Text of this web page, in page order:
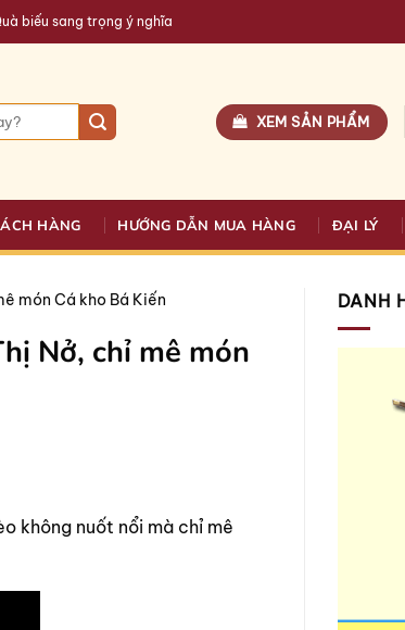
biếu sang trọng ý nghĩa
XEM SẢN PHẨM
HÀNG HƯỚNG DẪN MUA HÀNG ĐẠI LÝ
món Cá kho Bá Kiến
Nở, chỉ mê món
không nuốt nổi mà chỉ mê
DANH